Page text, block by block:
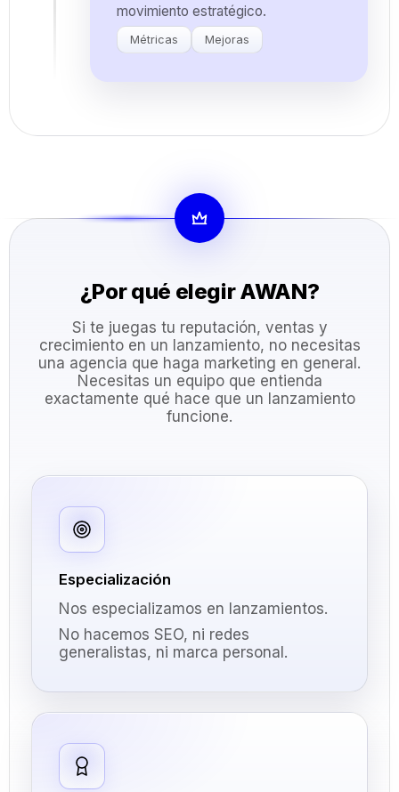
movimiento estratégico.
Métricas Mejoras
¿Por qué elegir AWAN?
Si te juegas tu reputación, ventas y
crecimiento en un lanzamiento, no necesitas
una agencia que haga marketing en general.
Necesitas un equipo que entienda
exactamente qué hace que un lanzamiento
funcione.
Especialización
Nos especializamos en lanzamientos.
No hacemos SEO, ni redes
generalistas, ni marca personal.